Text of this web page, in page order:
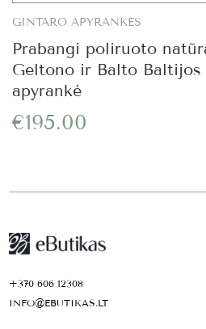
GINTARO APYRANKĖS
Prabangi poliruoto
Geltono ir Balto
apyrankė
€195.00
+370 606 12308
INFO@EBUTIKAS.LT